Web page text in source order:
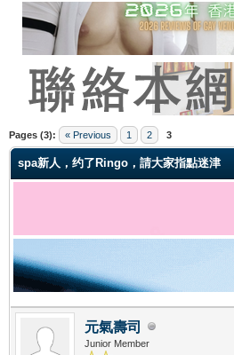
Pages (3): « Previous 1 2 3
spa新人，约了Ringo，請大家指點迷津
元氣壽司
Junior Member